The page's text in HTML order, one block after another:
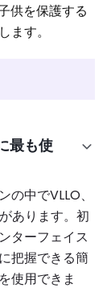
供を保護する
す。
最も使
中でVLLO、
あります。初
ターフェイス
把握できる簡
使用できま